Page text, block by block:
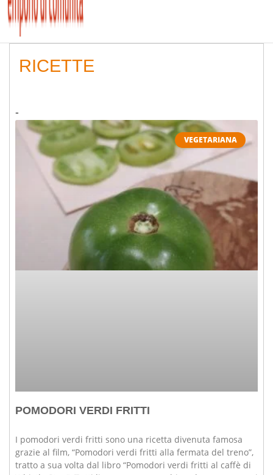
RICETTE
VEGETARIANA
POMODORI VERDI FRITTI
I pomodori verdi fritti sono una ricetta divenuta famosa
grazie al film, “Pomodori verdi fritti alla fermata del treno”,
tratto a sua volta dal libro “Pomodori verdi fritti al caffè di